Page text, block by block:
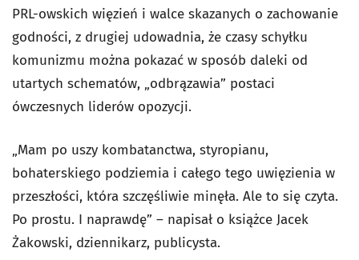
PRL-owskich więzień i walce skazanych o zachowanie
godności, z drugiej udowadnia, że czasy schyłku
komunizmu można pokazać w sposób daleki od
utartych schematów, „odbrązawia” postaci
ówczesnych liderów opozycji.
„Mam po uszy kombatanctwa, styropianu,
bohaterskiego podziemia i całego tego uwięzienia w
przeszłości, która szczęśliwie minęła. Ale to się czyta.
Po prostu. I naprawdę” – napisał o książce Jacek
Żakowski, dziennikarz, publicysta.